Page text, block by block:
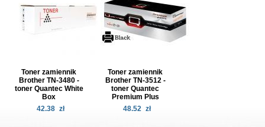
Toner zamiennik
Brother TN-3480 -
toner Quantec White
Box
42.38 zł
Toner zamiennik
Brother TN-3512 -
toner Quantec
Premium Plus
48.52 zł